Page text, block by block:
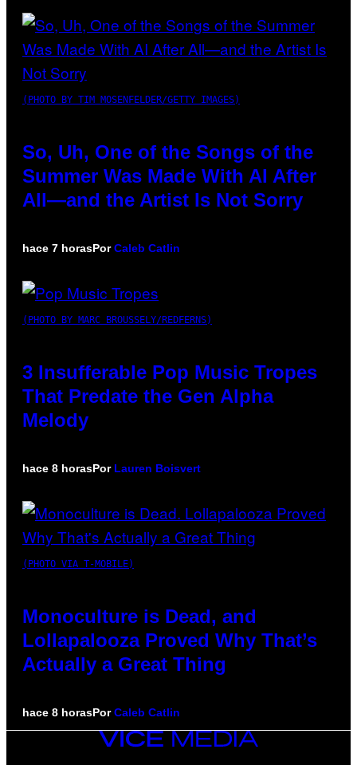
(PHOTO BY TIM MOSENFELDER/GETTY IMAGES)
So, Uh, One of the Songs of the
Summer Was Made With AI After
All—and the Artist Is Not Sorry
hace 7 horasPorCaleb Catlin
(PHOTO BY MARC BROUSSELY/REDFERNS)
3 Insufferable Pop Music Tropes
That Predate the Gen Alpha
Melody
hace 8 horasPor Lauren Boisvert
(PHOTO VIA T-MOBILE)
Monoculture is Dead, and
Lollapalooza Proved Why That’s
Actually a Great Thing
hace 8 horasPorCaleb Catlin
VICE
MEDIA